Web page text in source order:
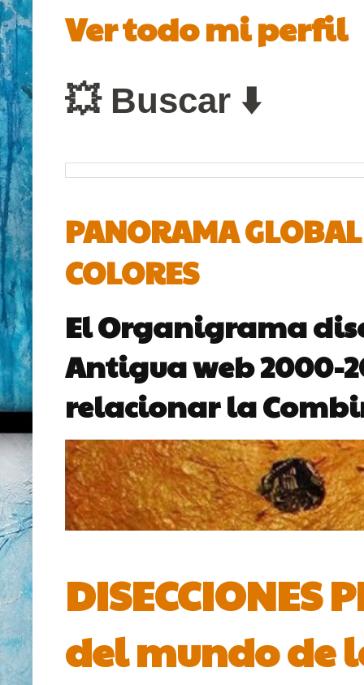
Ver todo mi perfil
💥 Buscar ⬇️
PANORAMA
COLORES
El Organigrama
Antigua web 2000-
relacionar la
DISECCIONES
del mundo de